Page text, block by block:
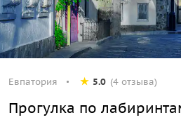
Евпатория 5.0 (4 отзыва)
Прогулка по